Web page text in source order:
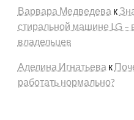
Варвара Медведева к
стиральной машине LG
владельцев
Аделина Игнатьева к
работать нормально?